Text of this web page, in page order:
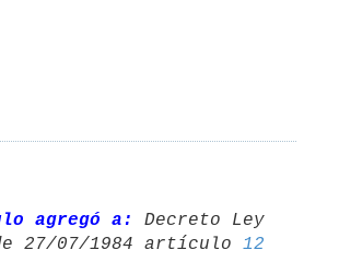
agregó a:
Decreto Ley
27/07/1984 artículo 12